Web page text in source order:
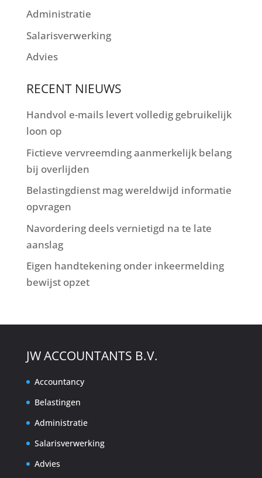
Administratie
Salarisverwerking
Advies
RECENT NIEUWS
Handvol e-mails levert volledig gebruikelijk
loon op
Fictieve vervreemding aanmerkelijk belang
bij overlijden
Belastingdienst mag wereldwijd informatie
opvragen
Navordering deels vernietigd na te late
aanslag
Eigen handtekening onder inkeermelding
bewijst opzet
JW ACCOUNTANTS B.V.
Accountancy
Belastingen
Administratie
Salarisverwerking
Advies